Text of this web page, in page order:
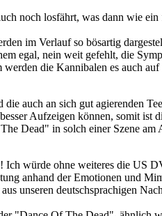
noch losfährt, was dann wie
im Verlauf so bösartig
egal, nein weit gefehlt, die
die Kannibalen es auch
auch an sich gut agierenden
Aufzeigen können, somit ist
Dead" in solch einer Szene am
Ich würde ohne weiteres die
anhand der Emotionen und
unseren deutschsprachigen